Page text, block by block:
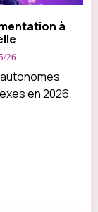
à
26
en 2026.